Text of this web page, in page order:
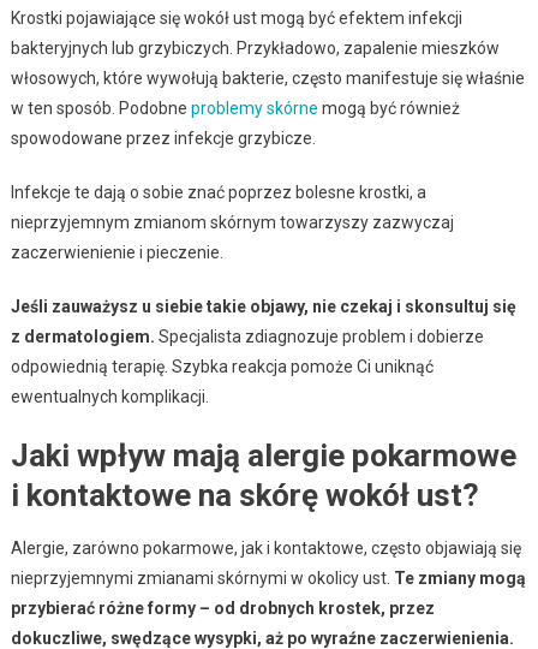
Krostki pojawiające się wokół ust mogą być efektem infekcji
bakteryjnych lub grzybiczych. Przykładowo, zapalenie mieszków
włosowych, które wywołują bakterie, często manifestuje się właśnie
w ten sposób. Podobne problemy skórne mogą być również
spowodowane przez infekcje grzybicze.
Infekcje te dają o sobie znać poprzez bolesne krostki, a
nieprzyjemnym zmianom skórnym towarzyszy zazwyczaj
zaczerwienienie i pieczenie.
Jeśli zauważysz u siebie takie objawy, nie czekaj i skonsultuj się
z dermatologiem. Specjalista zdiagnozuje problem i dobierze
odpowiednią terapię. Szybka reakcja pomoże Ci uniknąć
ewentualnych komplikacji.
Jaki wpływ mają alergie pokarmowe
i kontaktowe na skórę wokół ust?
Alergie, zarówno pokarmowe, jak i kontaktowe, często objawiają się
nieprzyjemnymi zmianami skórnymi w okolicy ust. Te zmiany mogą
przybierać różne formy – od drobnych krostek, przez
dokuczliwe, swędzące wysypki, aż po wyraźne zaczerwienienia.